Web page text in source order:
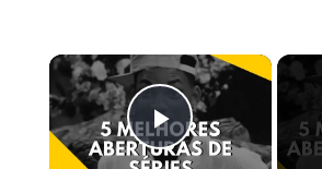
×
Play Video